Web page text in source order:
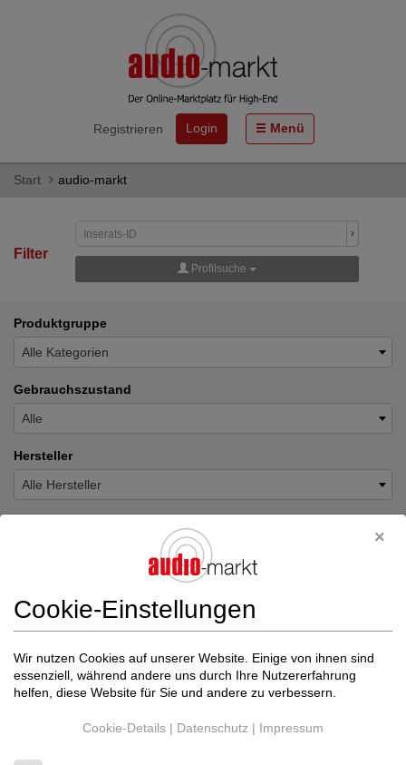
Registrieren Login Menü
Start audio-markt
Filter
›
Profilsuche
Produktgruppe
Alle Kategorien
Gebrauchszustand
Alle
Hersteller
Alle Hersteller
Benutzertyp
Alle
Cookie-Einstellungen
Wir nutzen Cookies auf unserer Website. Einige von ihnen sind
essenziell, während andere uns durch Ihre Nutzererfahrung
helfen, diese Website für Sie und andere zu verbessern.
Cookie-Details | Datenschutz | Impressum